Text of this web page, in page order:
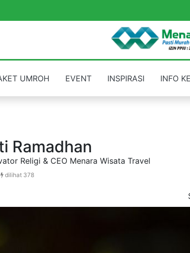
UMROH EVENT INSPIRASI INFO
Ramadhan
Religi & CEO Menara Wisata Travel
dilihat 378